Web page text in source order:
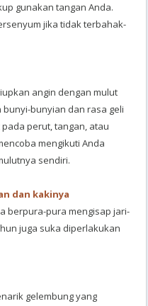
gunakan tangan Anda.
jika tidak terbahak-
angin dengan mulut
bunyian dan rasa geli
perut, tangan, atau
mengikuti Anda
sendiri.
dan kakinya
berpura-pura mengisap jari-
juga suka diperlakukan
gelembung yang